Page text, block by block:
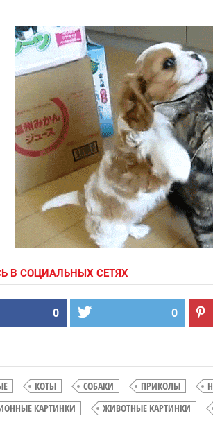
В СОЦИАЛЬНЫХ СЕТЯХ
0 0
КОТЫ СОБАКИ ПРИКОЛЫ
КАРТИНКИ
ЖИВОТНЫЕ КАРТИНКИ